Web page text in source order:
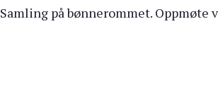
Samling på bønnerommet. Oppmøte